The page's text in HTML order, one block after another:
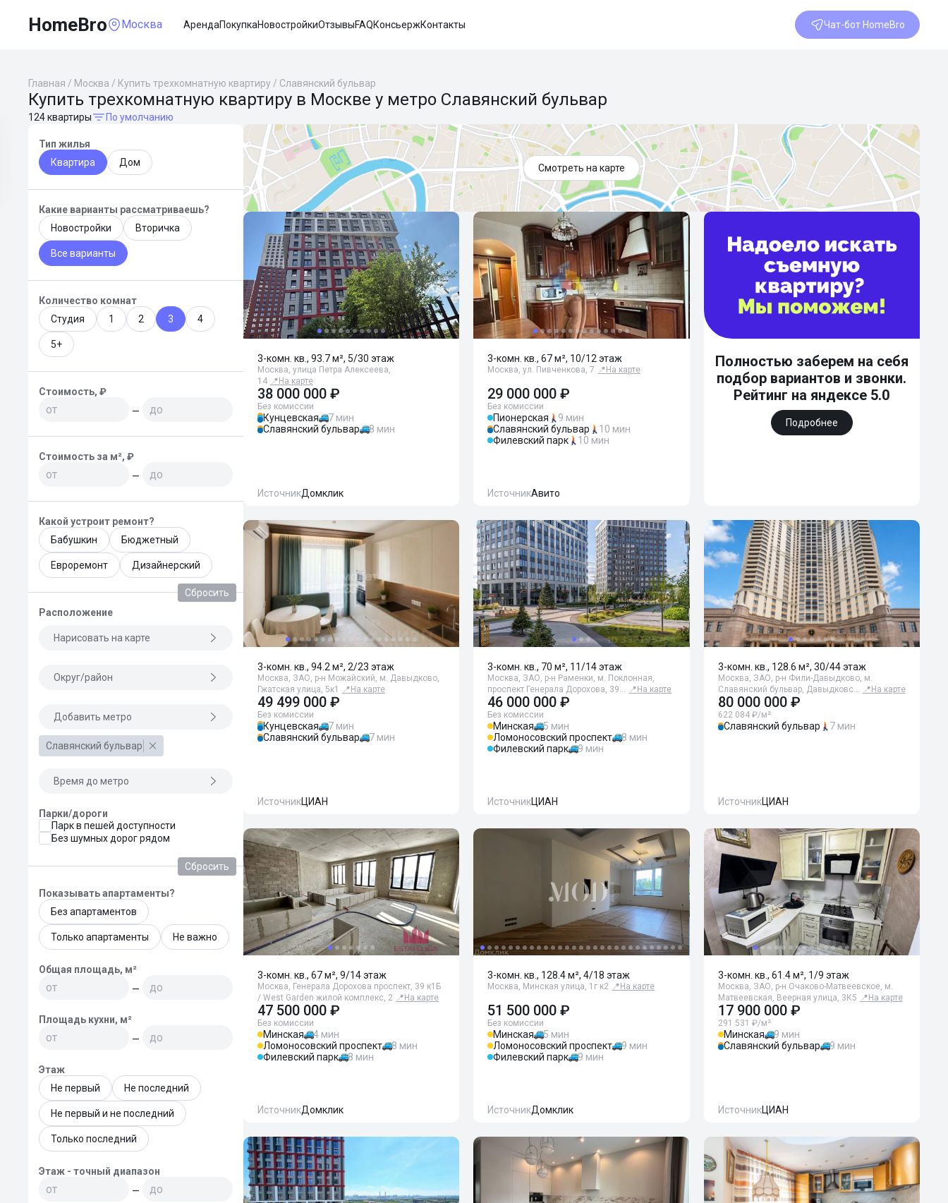
HomeBro Москва АрендаПокупкаНовостройкиОтзывыFAQКонсьержКонтакты Чат-бот HomeBro
Главная / Москва / Купить трехкомнатную квартиру / Славянский бульвар
Купить трехкомнатную квартиру в Москве у метро Славянский бульвар
124 квартиры По умолчанию
Тип жилья
Квартира
Дом
Какие варианты рассматриваешь?
Новостройки
Вторичка
Все варианты
Количество комнат
Студия
1 2 3 4
5+
Стоимость, ₽
—
Стоимость за м², ₽
—
Какой устроит ремонт?
Бабушкин
Бюджетный
Евроремонт Дизайнерский
Сбросить
Расположение
Нарисовать на карте
Округ/район
Добавить метро
Славянский бульвар
Время до метро
Парки/дороги
Парк в пешей доступности
Без шумных дорог рядом
Сбросить
Показывать апартаменты?
Без апартаментов
Только апартаменты Не важно
Общая площадь, м²
—
Площадь кухни, м²
—
Этаж
Не первый
Не последний
Не первый и не последний
Только последний
Этаж - точный диапазон
—
Смотреть на карте
3-комн. кв., 93.7 м², 5/30 этаж
Москва, улица Петра Алексеева,
14 📍 На карте
38 000 000 ₽
Без комиссии
Кунцевская
7 мин
Славянский бульвар
8 мин
ИсточникДомклик
3-комн. кв., 67 м², 10/12 этаж
Москва, ул. Пивченкова, 7 📍 На карте
29 000 000 ₽
Без комиссии
Пионерская
9 мин
Славянский бульвар
10 мин
Филевский парк
10 мин
ИсточникАвито
Полностью заберем на себя
подбор вариантов и звонки.
Рейтинг на яндексе 5.0
Подробнее
3-комн. кв., 94.2 м², 2/23 этаж
Москва, ЗАО, р-н Можайский, м. Давыдково,
Гжатская улица, 5к1
📍 На карте
49 499 000 ₽
Без комиссии
Кунцевская
7 мин
Славянский бульвар
7 мин
ИсточникЦИАН
3-комн. кв., 70 м², 11/14 этаж
Москва, ЗАО, р-н Раменки, м. Поклонная,
проспект Генерала Дорохова, 39… 📍 На карте
46 000 000 ₽
Без комиссии
Минская
5 мин
Ломоносовский проспект
8 мин
Филевский парк
9 мин
ИсточникЦИАН
3-комн. кв., 128.6 м², 30/44 этаж
Москва, ЗАО, р-н Фили-Давыдково, м.
Славянский бульвар, Давыдковс… 📍 На карте
80 000 000 ₽
622 084 ₽/м²
Славянский бульвар 7 мин
ИсточникЦИАН
3-комн. кв., 67 м², 9/14 этаж
Москва, Генерала Дорохова проспект, 39 к1Б
/ West Garden жилой комплекс, 2 📍 На карте
47 500 000 ₽
Без комиссии
Минская
4 мин
Ломоносовский проспект
8 мин
Филевский парк
8 мин
ИсточникДомклик
3-комн. кв., 128.4 м², 4/18 этаж
Москва, Минская улица, 1г к2 📍 На карте
51 500 000 ₽
Без комиссии
Минская
5 мин
Ломоносовский проспект
9 мин
Филевский парк
9 мин
ИсточникДомклик
3-комн. кв., 61.4 м², 1/9 этаж
Москва, ЗАО, р-н Очаково-Матвеевское, м.
Матвеевская, Веерная улица, 3К5 📍 На карте
17 900 000 ₽
291 531 ₽/м²
Минская
9 мин
Славянский бульвар
9 мин
ИсточникЦИАН